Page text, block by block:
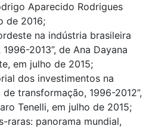
Aparecido Rodrigues
de 2016;
na indústria brasileira
2013”, de Ana Dayana
em julho de 2015;
dos investimentos na
transformação, 1996-2012”,
Tenelli, em julho de 2015;
raras: panorama mundial,